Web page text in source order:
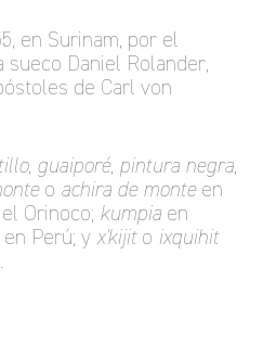
en Surinam, por el
Daniel Rolander,
de Carl von
, guaiporé, pintura negra,
o achira de monteen
Orinoco; kumpia en
en Perú; y x'kijito ixquihit